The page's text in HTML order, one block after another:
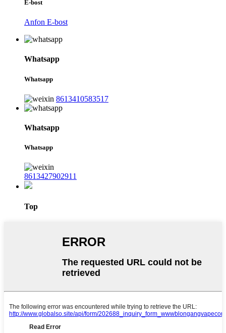
E-bost
Anfon E-bost
Whatsapp
Whatsapp
8613410583517
Whatsapp
Whatsapp
8613427902911
Top